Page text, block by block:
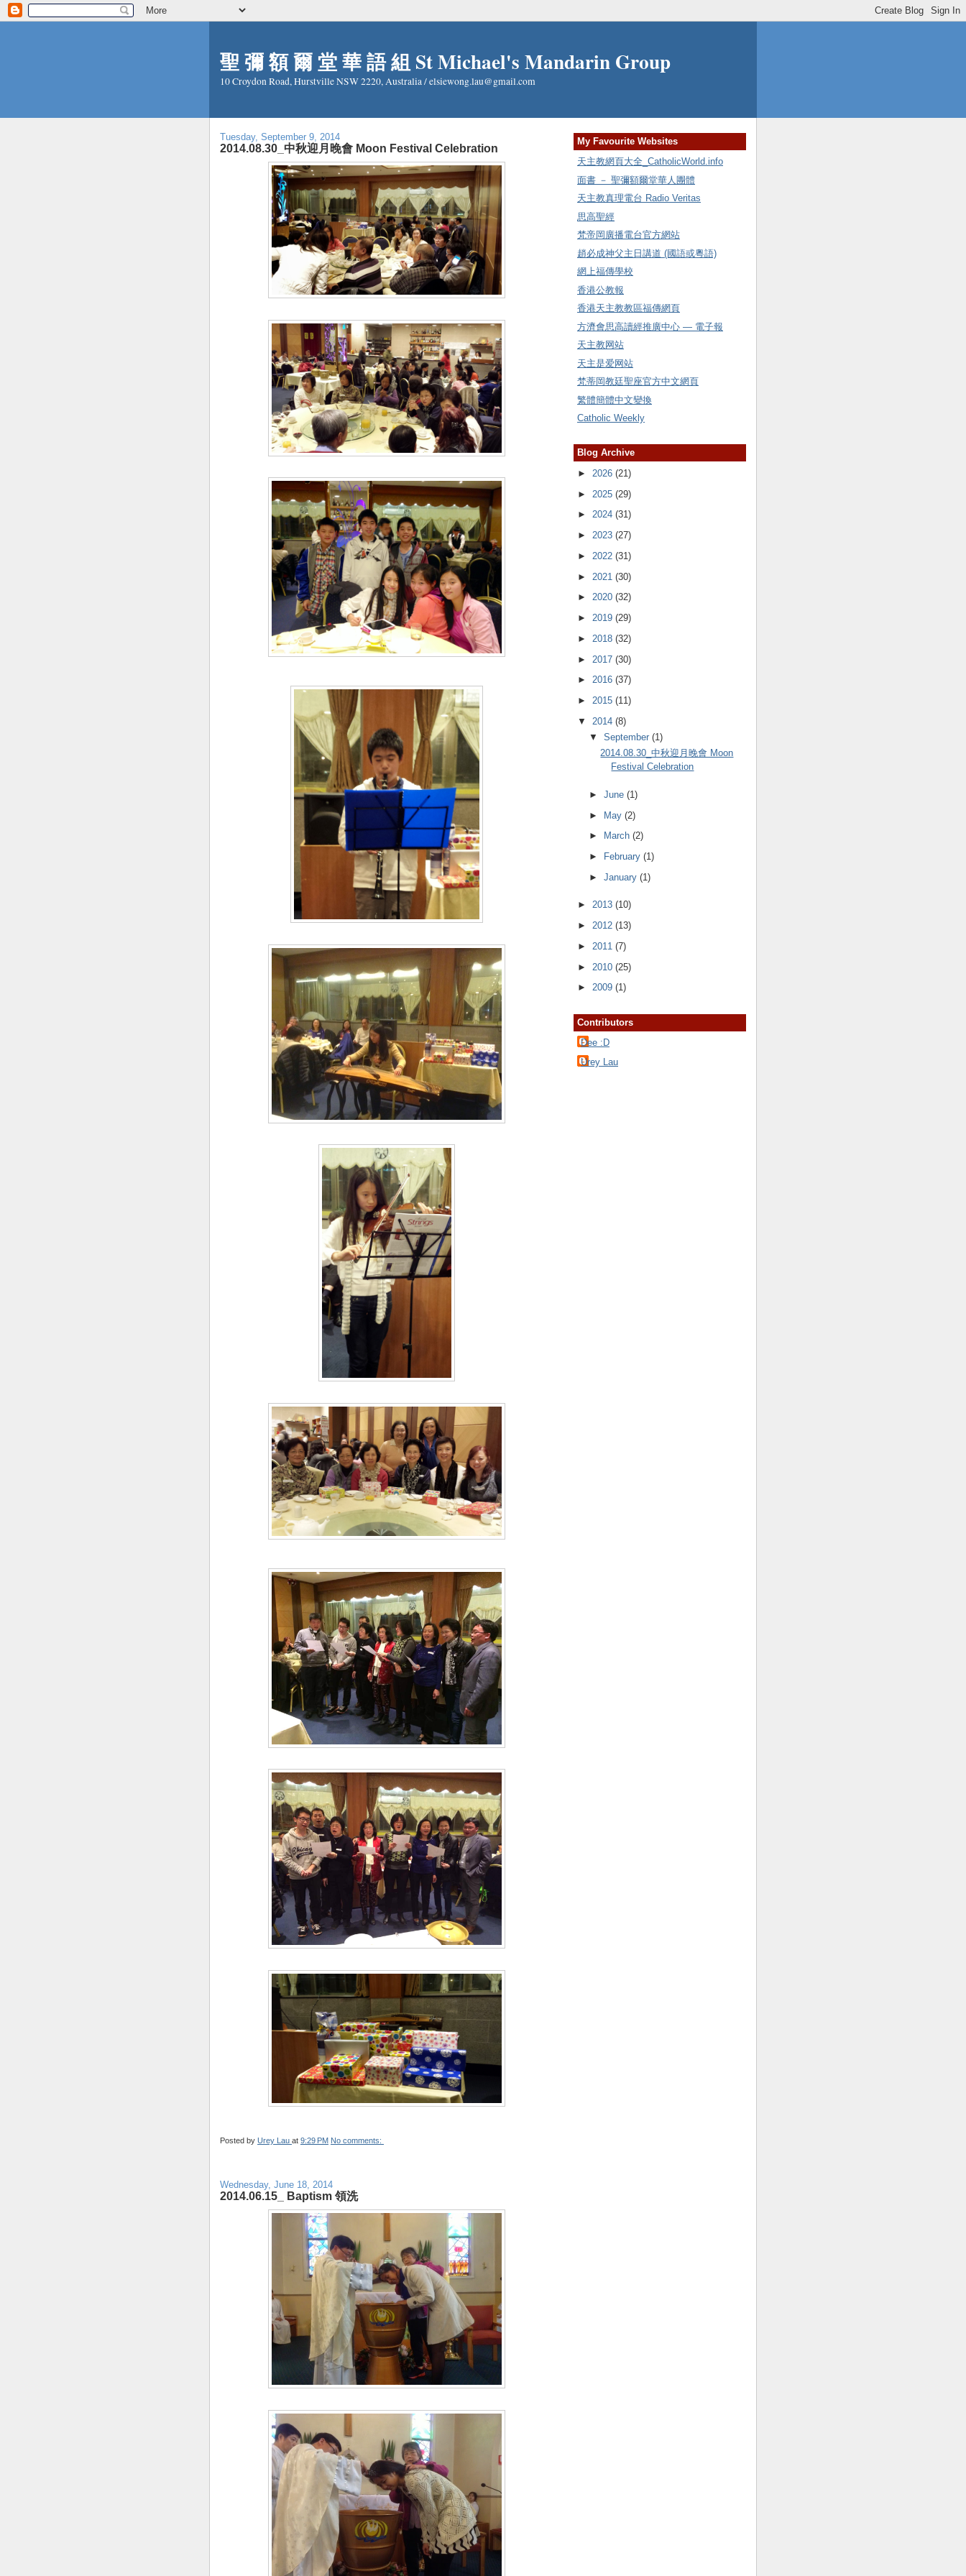
聖 彌 額 爾 堂 華 語 組 St Michael's Mandarin Group
10 Croydon Road, Hurstville NSW 2220, Australia / elsiewong.lau@gmail.com
Tuesday, September 9, 2014
2014.08.30_中秋迎月晚會 Moon Festival Celebration
Posted by Urey Lau at 9:29 PM No comments:
Wednesday, June 18, 2014
2014.06.15_ Baptism 領洗
My Favourite Websites
天主教網頁大全_CatholicWorld.info
面書 － 聖彌額爾堂華人團體
天主教真理電台 Radio Veritas
思高聖經
梵帝岡廣播電台官方網站
趙必成神父主日講道 (國語或粵語)
網上福傳學校
香港公教報
香港天主教教區福傳網頁
方濟會思高讀經推廣中心 — 電子報
天主教网站
天主是爱网站
梵蒂岡教廷聖座官方中文網頁
繁體簡體中文變換
Catholic Weekly
Blog Archive
► 2026 (21)
► 2025 (29)
► 2024 (31)
► 2023 (27)
► 2022 (31)
► 2021 (30)
► 2020 (32)
► 2019 (29)
► 2018 (32)
► 2017 (30)
► 2016 (37)
► 2015 (11)
▼ 2014 (8)
▼ September (1)
2014.08.30_中秋迎月晚會 Moon
Festival Celebration
► June (1)
► May (2)
►
March (2)
►
February (1)
► January (1)
► 2013 (10)
► 2012 (13)
► 2011 (7)
► 2010 (25)
► 2009 (1)
Contributors
Dee :D
Urey Lau